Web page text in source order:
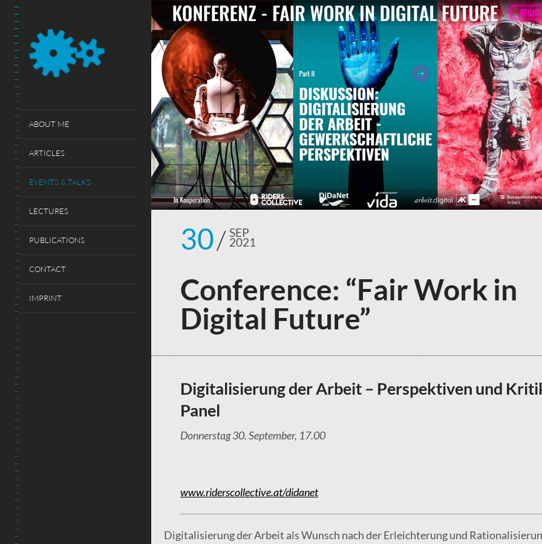
ABOUT ME
ARTICLES
EVENTS & TALKS
LECTURES
PUBLICATIONS
CONTACT
IMPRINT
30 SEP
2021
Conference: “Fair Work in
Digital Future”
Digitalisierung der Arbeit – Perspektiven und
Panel
Donnerstag 30. September, 17.00
www.riderscollective.at/didanet
Digitalisierung der Arbeit als Wunsch nach der Erleichterung und